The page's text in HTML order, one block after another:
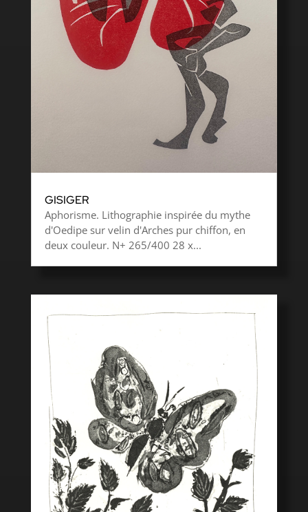
GISIGER
Aphorisme. Lithographie inspirée du mythe
d'Oedipe sur velin d'Arches pur chiffon, en
deux couleur. N+ 265/400 28 x...